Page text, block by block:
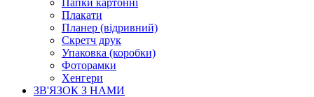
Папки картонні
Плакати
Планер (відривний)
Скретч друк
Упаковка (коробки)
Фоторамки
Хенгери
ЗВ'ЯЗОК З НАМИ